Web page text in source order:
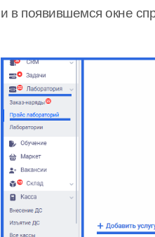
и в появившемся окне